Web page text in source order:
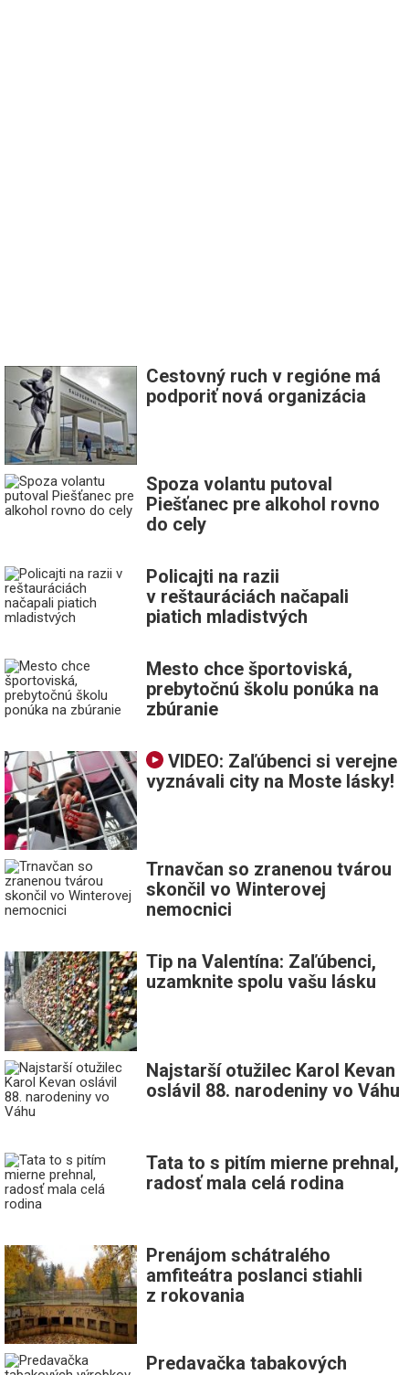
Cestovný ruch v regióne má
podporiť nová organizácia
Spoza volantu putoval
Piešťanec pre alkohol rovno
do cely
Policajti na razii
v reštauráciách načapali
piatich mladistvých
Mesto chce športoviská,
prebytočnú školu ponúka na
zbúranie
VIDEO: Zaľúbenci si verejne
vyznávali city na Moste lásky!
Trnavčan so zranenou tvárou
skončil vo Winterovej
nemocnici
Tip na Valentína: Zaľúbenci,
uzamknite spolu vašu lásku
Najstarší otužilec Karol Kevan
oslávil 88. narodeniny vo Váhu
Tata to s pitím mierne prehnal,
radosť mala celá rodina
Prenájom schátralého
amfiteátra poslanci stiahli
z rokovania
Predavačka tabakových